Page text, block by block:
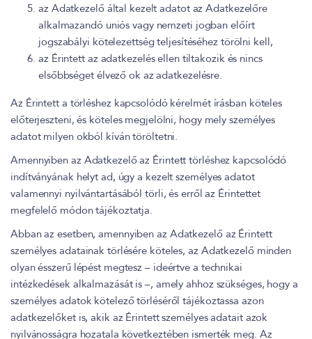
az Adatkezelő által kezelt adatot az Adatkezelőre
alkalmazandó uniós vagy nemzeti jogban előírt
jogszabályi kötelezettség teljesítéséhez törölni kell,
az Érintett az adatkezelés ellen tiltakozik és nincs
elsőbbséget élvező ok az adatkezelésre.
Az Érintett a törléshez kapcsolódó kérelmét írásban köteles
előterjeszteni, és köteles megjelölni, hogy mely személyes
adatot milyen okból kíván töröltetni.
Amennyiben az Adatkezelő az Érintett törléshez kapcsolódó
indítványának helyt ad, úgy a kezelt személyes adatot
valamennyi nyilvántartásából törli, és erről az Érintettet
megfelelő módon tájékoztatja.
Abban az esetben, amennyiben az Adatkezelő az Érintett
személyes adatainak törlésére köteles, az Adatkezelő minden
olyan ésszerű lépést megtesz – ideértve a technikai
intézkedések alkalmazását is –, amely ahhoz szükséges, hogy a
személyes adatok kötelező törléséről tájékoztassa azon
adatkezelőket is, akik az Érintett személyes adatait azok
nyilvánosságra hozatala következtében ismerték meg. Az